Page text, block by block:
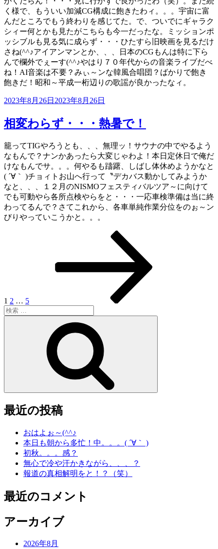
く様で、もういい加減CG構成に飽きたわィ。。。宇宙に富
んだところでもう終わりを感じてた。で、ついでにギャラク
シィー何とかも見たがこちらも今一だったな。ミッションポ
ッシブルも見る気に成らず・・・ひたすら旧映画を見るだけ
さね(^^♪アイアンマンとか、、、日本のCGもんは特に下ら
んで欄外でぇーす(^^♪やはり７０年代からの音楽ライブだべ
ね！AI音楽は不要？みぃ～ンな韓風合唱団？ばかりで飽き
飽きだ！昭和～平成一桁辺りの歌謡が良かったなィ。
投
日:
2023年8月26日 2023年8月26日
相変わらず・・・熱暑で！
籠ってTIGやろうとも、、、無理ッ！サウナの中でやるよう
なもんで？ナンかあったら大変じゃわよ！本日定休日で俺だ
けなもんでサ。。。何やるも躊躇、しばし体休めようかなと
( ´∀｀ )チョィトお山へ行って〝デカバス動かしてみようか
なと、、、１２月のNISMOフェスティバルツア～に向けて
でも可動やら各所点検やらをと・・・一応車検準備は当に終
わってるんで？さてこれから、各車単純作業分位をのぉ～ン
びりやっていこうかと。。。
ゲ
ー
1 2 … 5
検
索:
最近の投稿
おはよぉ～(^^♪
本日も朝から多忙！中。。。( ´∀｀ )
初秋。。。感？
無心で冷や汗かきながら、、、？
報道の真相解明をと！？（笑）
最近のコメント
アーカイブ
2026年8月